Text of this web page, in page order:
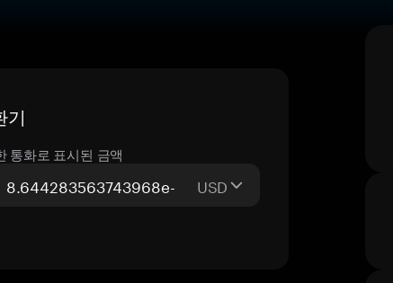
기
통화로 표시된 금액
USD